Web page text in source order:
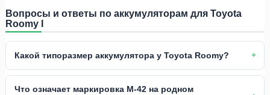
Вопросы и ответы по аккумуляторам для Toyota
Roomy I
Какой типоразмер аккумулятора у Toyota Roomy?
Что означает маркировка M-42 на родном